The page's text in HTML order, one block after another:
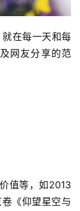
在每一天和每
网友分享的范
值等，如2013
《仰望星空与